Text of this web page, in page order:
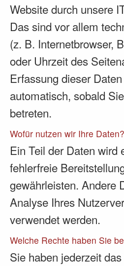
Website durch unsere
Das sind vor allem
(z. B. Internetbrowser,
oder Uhrzeit des
Erfassung dieser
automatisch, sobald
betreten.
Wofür nutzen wir Ihre Daten?
Ein Teil der Daten wird
fehlerfreie
gewährleisten. Andere
Analyse Ihres
verwendet werden.
Welche Rechte haben Sie
Sie haben jederzeit